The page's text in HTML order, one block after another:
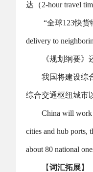
达（2-hour travel
“全球123快货
delivery to
《规划纲要》
我国将建设综
综合交通枢纽城市
China will work
cities and hub ports,
about 80 national
【词汇拓展】